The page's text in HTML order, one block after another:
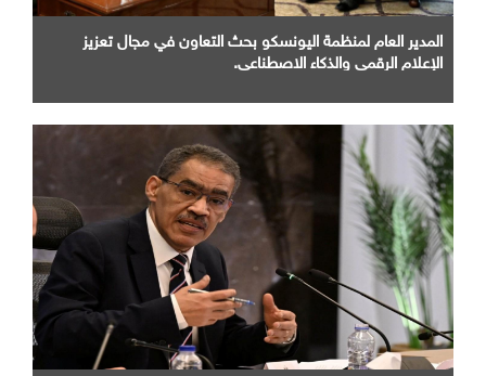
المدير العام لمنظمة اليونسكو بحث التعاون في مجال تعزيز
الإعلام الرقمي والذكاء الاصطناعي.